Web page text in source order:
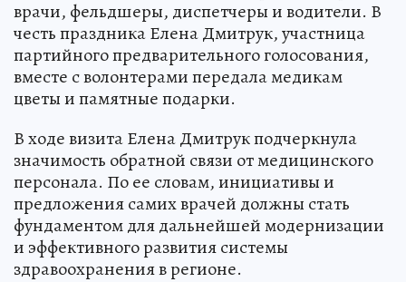
врачи, фельдшеры, диспетчеры и водители. В
честь праздника Елена Дмитрук, участница
партийного предварительного голосования,
вместе с волонтерами передала медикам
цветы и памятные подарки.
В ходе визита Елена Дмитрук подчеркнула
значимость обратной связи от медицинского
персонала. По ее словам, инициативы и
предложения самих врачей должны стать
фундаментом для дальнейшей модернизации
и эффективного развития системы
здравоохранения в регионе.